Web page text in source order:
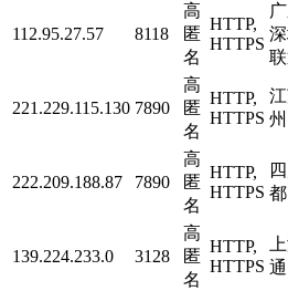
112.95.27.57 8118
高
匿
名
HTTP,
HTTPS
221.229.115.130 7890
高
匿
名
HTTP,
HTTPS
222.209.188.87 7890
高
匿
名
HTTP,
HTTPS
139.224.233.0 3128
高
匿
名
HTTP,
HTTPS 通